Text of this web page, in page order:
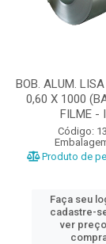
BOB. ALUM.
0,60 X 1000
FILME -
Código:
Produto de
Faça seu
cadastre-
ver